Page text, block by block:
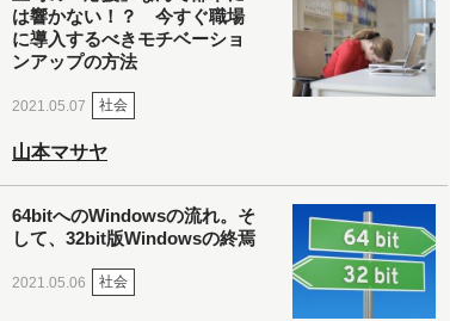
は響かない！？ 今すぐ職場
に導入するべきモチベーショ
ンアップの方法
2021.05.07 社会
山本マサヤ
64bitへのWindowsの流れ。そ
して、32bit版Windowsの終焉
2021.05.06 社会